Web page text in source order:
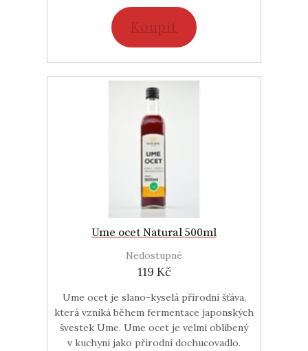
Koupit
Ume ocet Natural 500ml
Nedostupné
119 Kč
Ume ocet je slano-kyselá přírodní šťáva,
která vzniká během fermentace japonských
švestek Ume. Ume ocet je velmi oblíbený
v kuchyni jako přírodní dochucovadlo.